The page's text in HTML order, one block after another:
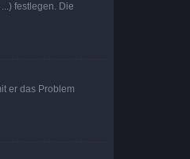
festlegen. Die
er das Problem